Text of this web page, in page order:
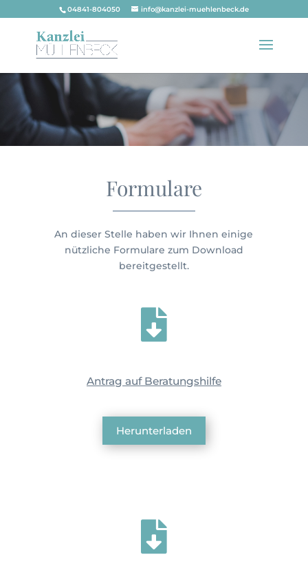
04841-804050 info@kanzlei-muehlenbeck.de
Formulare
An dieser Stelle haben wir Ihnen einige
nützliche Formulare zum Download
bereitgestellt.

Antrag auf Beratungshilfe
Herunterladen
